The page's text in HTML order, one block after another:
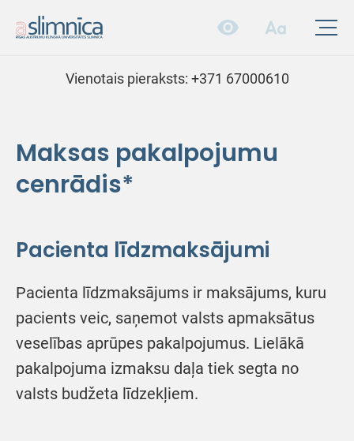
Vienotais pieraksts: +371 67000610
Maksas pakalpojumu
cenrādis*
Pacienta līdzmaksājumi
Pacienta līdzmaksājums ir maksājums, kuru
pacients veic, saņemot valsts apmaksātus
veselības aprūpes pakalpojumus. Lielākā
pakalpojuma izmaksu daļa tiek segta no
valsts budžeta līdzekļiem.